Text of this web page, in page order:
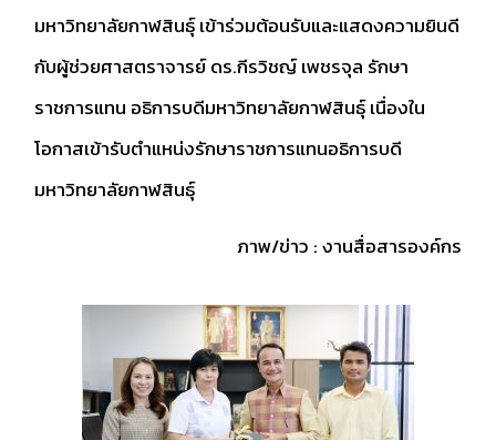
มหาวิทยาลัยกาฬสินธุ์ เข้าร่วมต้อนรับและแสดงความยินดี
กับผู้ช่วยศาสตราจารย์ ดร.กีรวิชญ์ เพชรจุล รักษา
ราชการแทน อธิการบดีมหาวิทยาลัยกาฬสินธุ์ เนื่องใน
โอกาสเข้ารับตำแหน่งรักษาราชการแทนอธิการบดี
มหาวิทยาลัยกาฬสินธุ์
ภาพ/ข่าว : งานสื่อสารองค์กร